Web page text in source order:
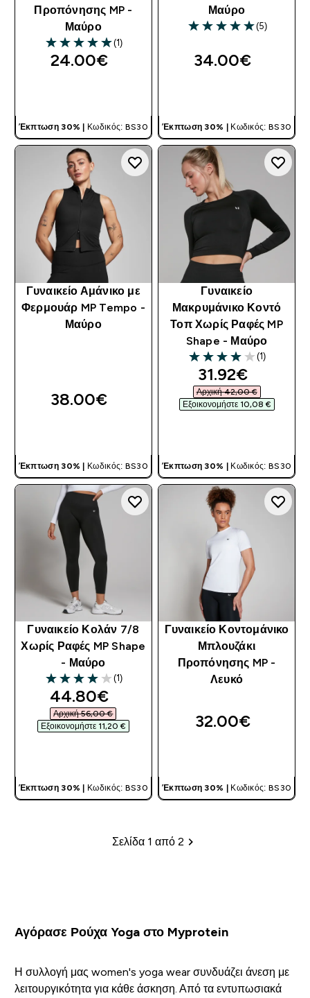
Προπόνησης MP -
Μαύρο
5 out of 5 stars
(1)
24.00€‎
Έκπτωση 30% | Κωδικός: BS30
Μαύρο
5 out of 5 stars
(5)
34.00€‎
Έκπτωση 30% | Κωδικός: BS30
Γυναικείο Αμάνικο με
Φερμουάρ MP Tempo -
Μαύρο
38.00€‎
Έκπτωση 30% | Κωδικός: BS30
Γυναικείο
Μακρυμάνικο Κοντό
Τοπ Χωρίς Ραφές MP
Shape - Μαύρο
4 out of 5 stars
(1)
discounted
31.92€‎
Αρχική 42,00 €‎
Εξοικονομήστε 10,08 €‎
Έκπτωση 30% | Κωδικός: BS30
Γυναικείο Κολάν 7/8
Χωρίς Ραφές MP Shape
- Μαύρο
4 out of 5 stars
(1)
discounted price
44.80€‎
Αρχική 56,00 €‎
Εξοικονομήστε 11,20 €‎
Έκπτωση 30% | Κωδικός: BS30
Γυναικείο Κοντομάνικο
Μπλουζάκι
Προπόνησης MP -
Λευκό
32.00€‎
Έκπτωση 30% | Κωδικός: BS30
Σελιδοποίηση
Σελίδα 1 από 2
Αγόρασε Ρούχα Yoga στο Myprotein
Η συλλογή μας women's yoga wear συνδυάζει άνεση με
λειτουργικότητα για κάθε άσκηση. Από τα εντυπωσιακά